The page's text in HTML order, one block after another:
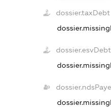
dossier.taxDebt
dossier.esvDebt